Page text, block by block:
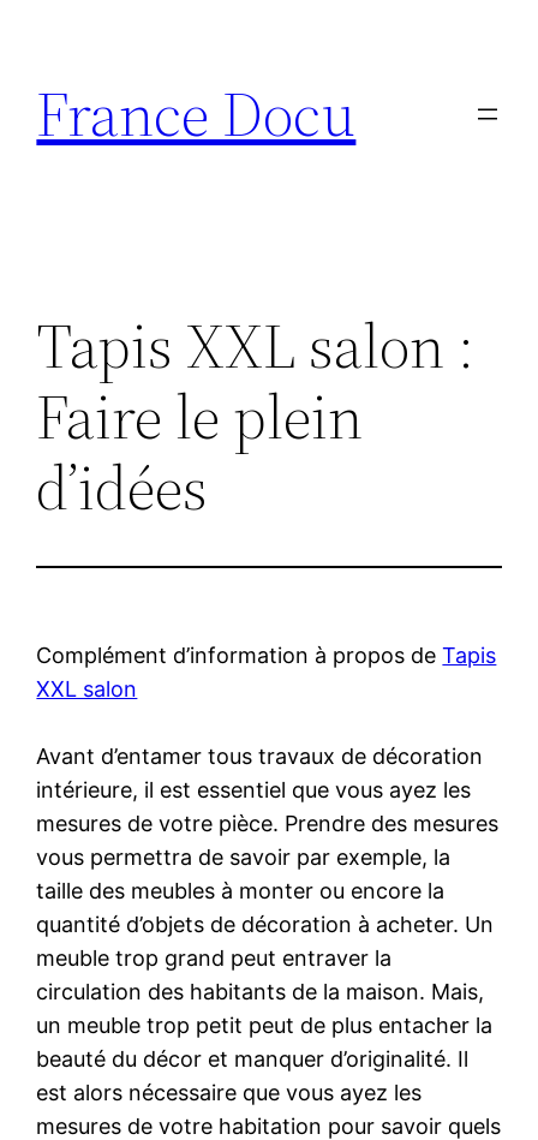
contenu
France Docu
Tapis XXL salon :
Faire le plein
d’idées
Complément d’information à propos deTapis
XXL salon
Avant d’entamer tous travaux de décoration
intérieure, il est essentiel que vous ayez les
mesures de votre pièce. Prendre des mesures
vous permettra de savoir par exemple, la
taille des meubles à monter ou encore la
quantité d’objets de décoration à acheter. Un
meuble trop grand peut entraver la
circulation des habitants de la maison. Mais,
un meuble trop petit peut de plus entacher la
beauté du décor et manquer d’originalité. Il
est alors nécessaire que vous ayez les
mesures de votre habitation pour savoir quels